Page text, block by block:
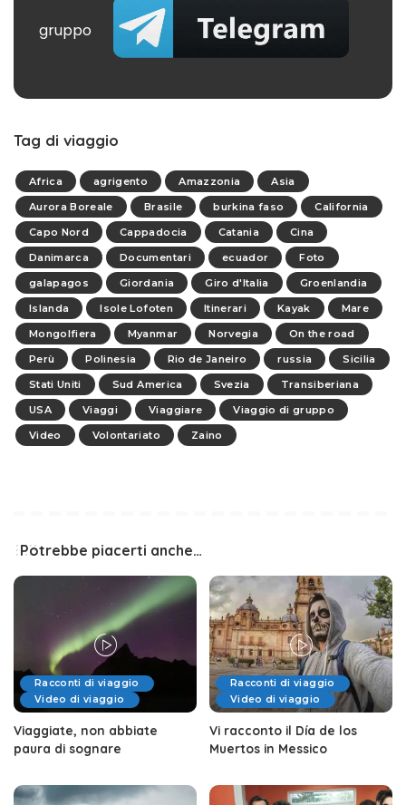
gruppo
Tag di viaggio
Africa agrigento Amazzonia
Asia
Aurora Boreale
Brasile burkina faso
California
Capo Nord
Cappadocia Catania
Cina
Danimarca
Documentari ecuador
Foto
galapagos
Giordania Giro d'Italia
Groenlandia
Islanda
Isole Lofoten Itinerari Kayak
Mare
Mongolfiera
Myanmar Norvegia
On the road
Perù
Polinesia Rio de Janeiro russia
Sicilia
Stati Uniti
Sud America Svezia
Transiberiana
USA
Viaggi Viaggiare
Viaggio di gruppo
Video
Volontariato Zaino
Potrebbe piacerti anche…
Racconti di viaggio
Video di viaggio
Viaggiate, non abbiate
paura di sognare
Racconti di viaggio
Video di viaggio
Vi racconto il Día de los
Muertos in Messico